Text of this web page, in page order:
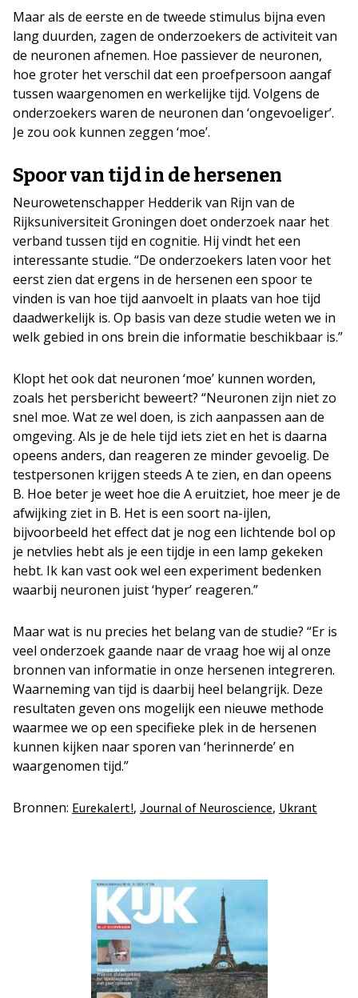
Maar als de eerste en de tweede stimulus bijna even
lang duurden, zagen de onderzoekers de activiteit van
de neuronen afnemen. Hoe passiever de neuronen,
hoe groter het verschil dat een proefpersoon aangaf
tussen waargenomen en werkelijke tijd. Volgens de
onderzoekers waren de neuronen dan ‘ongevoeliger’.
Je zou ook kunnen zeggen ‘moe’.
Spoor van tijd in de hersenen
Neurowetenschapper Hedderik van Rijn van de
Rijksuniversiteit Groningen doet onderzoek naar het
verband tussen tijd en cognitie. Hij vindt het een
interessante studie. “De onderzoekers laten voor het
eerst zien dat ergens in de hersenen een spoor te
vinden is van hoe tijd aanvoelt in plaats van hoe tijd
daadwerkelijk is. Op basis van deze studie weten we in
welk gebied in ons brein die informatie beschikbaar is.”
Klopt het ook dat neuronen ‘moe’ kunnen worden,
zoals het persbericht beweert? “Neuronen zijn niet zo
snel moe. Wat ze wel doen, is zich aanpassen aan de
omgeving. Als je de hele tijd iets ziet en het is daarna
opeens anders, dan reageren ze minder gevoelig. De
testpersonen krijgen steeds A te zien, en dan opeens
B. Hoe beter je weet hoe die A eruitziet, hoe meer je de
afwijking ziet in B. Het is een soort na-ijlen,
bijvoorbeeld het effect dat je nog een lichtende bol op
je netvlies hebt als je een tijdje in een lamp gekeken
hebt. Ik kan vast ook wel een experiment bedenken
waarbij neuronen juist ‘hyper’ reageren.”
Maar wat is nu precies het belang van de studie? “Er is
veel onderzoek gaande naar de vraag hoe wij al onze
bronnen van informatie in onze hersenen integreren.
Waarneming van tijd is daarbij heel belangrijk. Deze
resultaten geven ons mogelijk een nieuwe methode
waarmee we op een specifieke plek in de hersenen
kunnen kijken naar sporen van ‘herinnerde’ en
waargenomen tijd.”
Bronnen: Eurekalert!, Journal of Neuroscience, Ukrant